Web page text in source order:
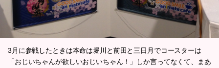
3月に参戦したときは本命は堀川と前田と三日月でコースターは
「おじいちゃんが欲しいおじいちゃん！」しか言ってなくて、まあ